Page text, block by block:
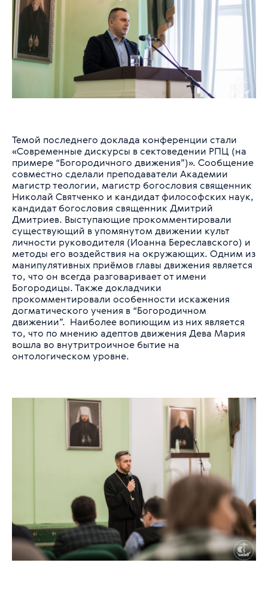
Темой последнего доклада конференции стали
«Современные дискурсы в сектоведении РПЦ (на
примере “Богородичного движения”)». Сообщение
совместно сделали преподаватели Академии
магистр теологии, магистр богословия священник
Николай Святченко и кандидат философских наук,
кандидат богословия священник Дмитрий
Дмитриев. Выступающие прокомментировали
существующий в упомянутом движении культ
личности руководителя (Иоанна Береславского) и
методы его воздействия на окружающих. Одним из
манипулятивных приёмов главы движения является
то, что он всегда разговаривает от имени
Богородицы. Также докладчики
прокомментировали особенности искажения
догматического учения в “Богородичном
движении”. Наиболее вопиющим из них является
то, что по мнению адептов движения Дева Мария
вошла во внутритроичное бытие на
онтологическом уровне.